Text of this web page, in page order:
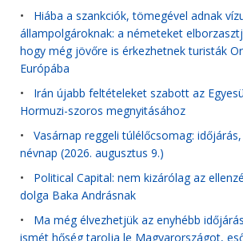
• Hiába a szankciók, tömegével adnak
állampolgároknak: a németeket
hogy még jövőre is érkezhetnek turisták
Európába
• Irán újabb feltételeket szabott az
Hormuzi-szoros megnyitásához
• Vasárnap reggeli túlélőcsomag:
névnap (2026. augusztus 9.)
• Political Capital: nem kizárólag az
dolga Baka Andrásnak
• Ma még élvezhetjük az enyhébb
ismét hőség tarolja le Magyarországot,